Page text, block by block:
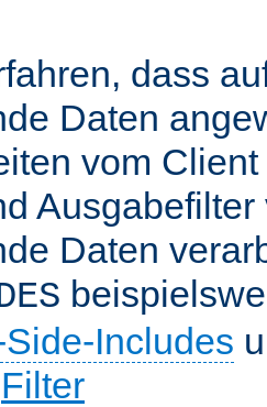
dass
Daten
vom
Daten
Includes
Filter